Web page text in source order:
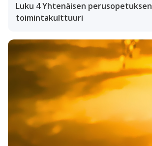
Luku 4 Yhtenäisen perusopetuksen
toimintakulttuuri